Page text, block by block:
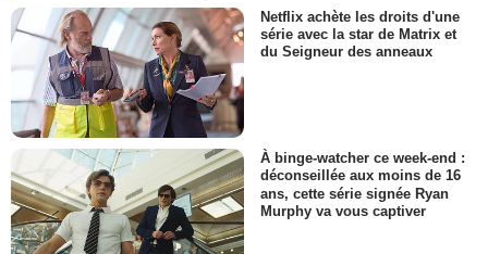
Netflix achète les droits d'une
série avec la star de Matrix et
du Seigneur des anneaux
À binge-watcher ce week-end :
déconseillée aux moins de 16
ans, cette série signée Ryan
Murphy va vous captiver